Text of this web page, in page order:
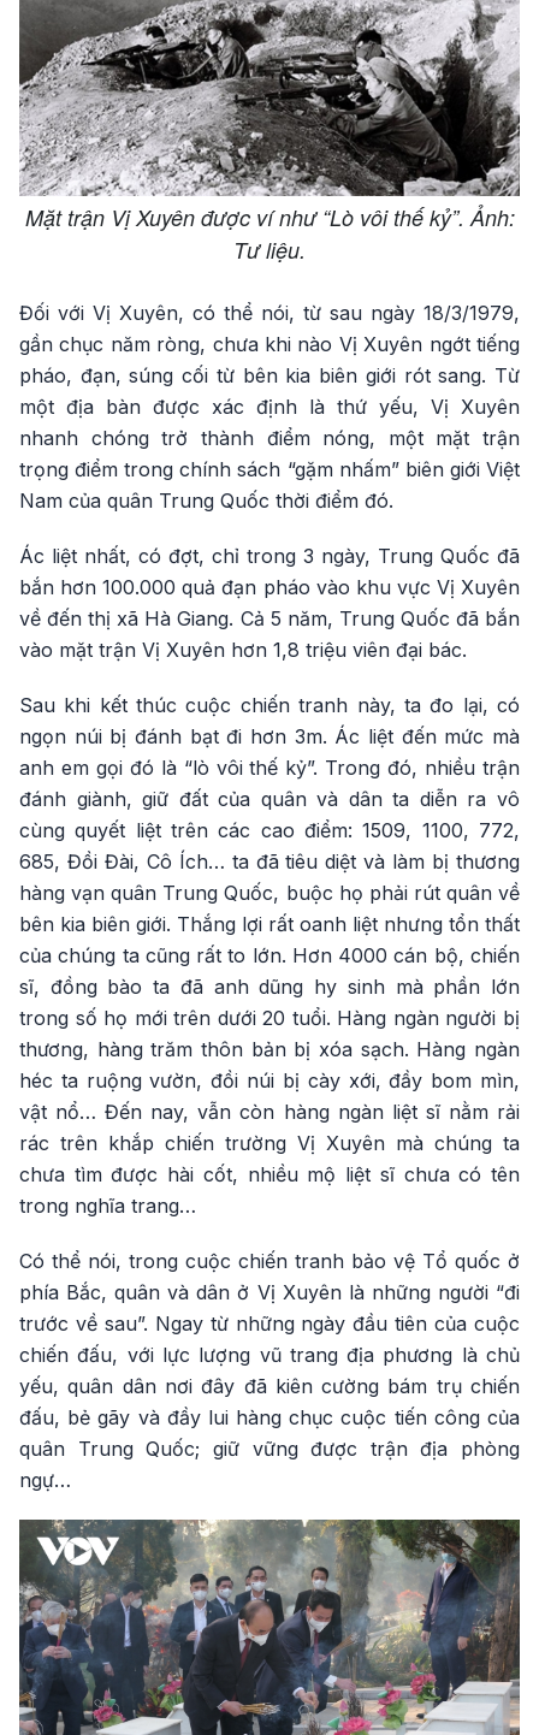
Mặt trận Vị Xuyên được ví như “Lò vôi thế kỷ”. Ảnh:
Tư liệu.
Đối với Vị Xuyên, có thể nói, từ sau ngày 18/3/1979,
gần chục năm ròng, chưa khi nào Vị Xuyên ngớt tiếng
pháo, đạn, súng cối từ bên kia biên giới rót sang. Từ
một địa bàn được xác định là thứ yếu, Vị Xuyên
nhanh chóng trở thành điểm nóng, một mặt trận
trọng điểm trong chính sách “gặm nhấm” biên giới Việt
Nam của quân Trung Quốc thời điểm đó.
Ác liệt nhất, có đợt, chỉ trong 3 ngày, Trung Quốc đã
bắn hơn 100.000 quả đạn pháo vào khu vực Vị Xuyên
về đến thị xã Hà Giang. Cả 5 năm, Trung Quốc đã bắn
vào mặt trận Vị Xuyên hơn 1,8 triệu viên đại bác.
Sau khi kết thúc cuộc chiến tranh này, ta đo lại, có
ngọn núi bị đánh bạt đi hơn 3m. Ác liệt đến mức mà
anh em gọi đó là “lò vôi thế kỷ”. Trong đó, nhiều trận
đánh giành, giữ đất của quân và dân ta diễn ra vô
cùng quyết liệt trên các cao điểm: 1509, 1100, 772,
685, Đồi Đài, Cô Ích… ta đã tiêu diệt và làm bị thương
hàng vạn quân Trung Quốc, buộc họ phải rút quân về
bên kia biên giới. Thắng lợi rất oanh liệt nhưng tổn thất
của chúng ta cũng rất to lớn. Hơn 4000 cán bộ, chiến
sĩ, đồng bào ta đã anh dũng hy sinh mà phần lớn
trong số họ mới trên dưới 20 tuổi. Hàng ngàn người bị
thương, hàng trăm thôn bản bị xóa sạch. Hàng ngàn
héc ta ruộng vườn, đồi núi bị cày xới, đầy bom mìn,
vật nổ… Đến nay, vẫn còn hàng ngàn liệt sĩ nằm rải
rác trên khắp chiến trường Vị Xuyên mà chúng ta
chưa tìm được hài cốt, nhiều mộ liệt sĩ chưa có tên
trong nghĩa trang…
Có thể nói, trong cuộc chiến tranh bảo vệ Tổ quốc ở
phía Bắc, quân và dân ở Vị Xuyên là những người “đi
trước về sau”. Ngay từ những ngày đầu tiên của cuộc
chiến đấu, với lực lượng vũ trang địa phương là chủ
yếu, quân dân nơi đây đã kiên cường bám trụ chiến
đấu, bẻ gãy và đầy lui hàng chục cuộc tiến công của
quân Trung Quốc; giữ vững được trận địa phòng
ngự…